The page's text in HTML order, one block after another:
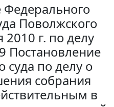
Федерального
Поволжского
2010 г. по делу
Постановление
суда по делу о
собрания
в